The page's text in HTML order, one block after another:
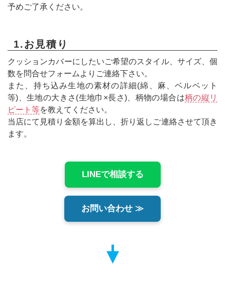
予めご了承ください。
1.お見積り
クッションカバーにしたいご希望のスタイル、サイズ、個
数を問合せフォームよりご連絡下さい。
また、持ち込み生地の素材の詳細(綿、麻、ベルベット
等)、生地の大きさ(生地巾×長さ)、柄物の場合は柄の縦リ
ピート等を教えてください。
当店にて見積り金額を算出し、折り返しご連絡させて頂き
ます。
LINEで相談する
お問い合わせ ≫